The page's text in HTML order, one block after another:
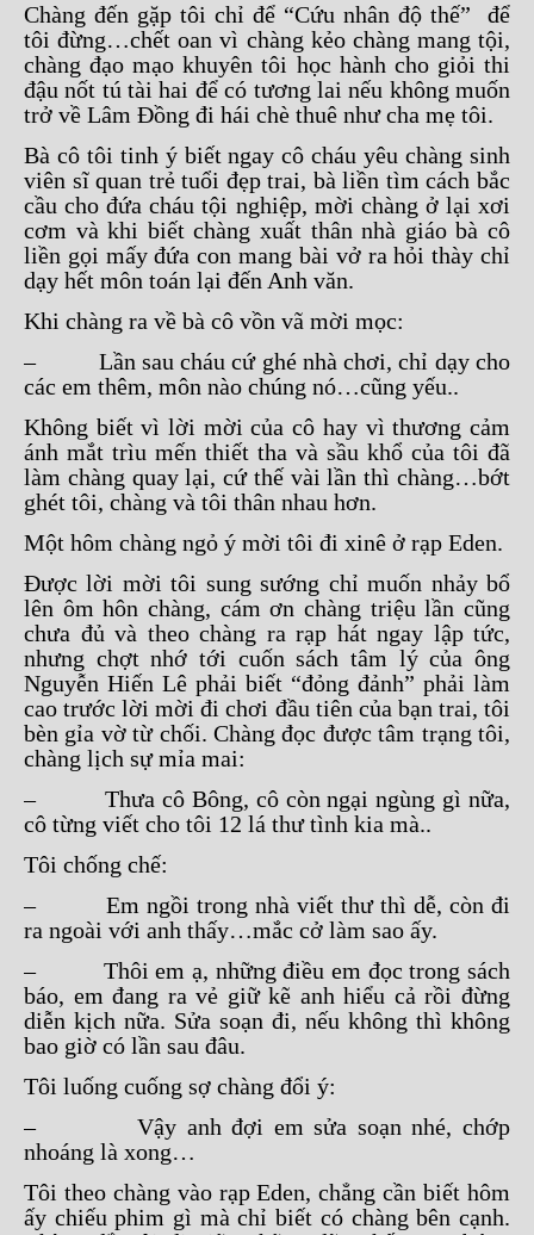
Chàng đến gặp tôi chỉ để “Cứu nhân độ thế” để
tôi đừng…chết oan vì chàng kẻo chàng mang tội,
chàng đạo mạo khuyên tôi học hành cho giỏi thi
đậu nốt tú tài hai để có tương lai nếu không muốn
trở về Lâm Đồng đi hái chè thuê như cha mẹ tôi.
Bà cô tôi tinh ý biết ngay cô cháu yêu chàng sinh
viên sĩ quan trẻ tuổi đẹp trai, bà liền tìm cách bắc
cầu cho đứa cháu tội nghiệp, mời chàng ở lại xơi
cơm và khi biết chàng xuất thân nhà giáo bà cô
liền gọi mấy đứa con mang bài vở ra hỏi thày chỉ
dạy hết môn toán lại đến Anh văn.
Khi chàng ra về bà cô vồn vã mời mọc:
– Lần sau cháu cứ ghé nhà chơi, chỉ dạy cho
các em thêm, môn nào chúng nó…cũng yếu..
Không biết vì lời mời của cô hay vì thương cảm
ánh mắt trìu mến thiết tha và sầu khổ của tôi đã
làm chàng quay lại, cứ thế vài lần thì chàng…bớt
ghét tôi, chàng và tôi thân nhau hơn.
Một hôm chàng ngỏ ý mời tôi đi xinê ở rạp Eden.
Được lời mời tôi sung sướng chỉ muốn nhảy bổ
lên ôm hôn chàng, cám ơn chàng triệu lần cũng
chưa đủ và theo chàng ra rạp hát ngay lập tức,
nhưng chợt nhớ tới cuốn sách tâm lý của ông
Nguyễn Hiến Lê phải biết “đỏng đảnh” phải làm
cao trước lời mời đi chơi đầu tiên của bạn trai, tôi
bèn gỉa vờ từ chối. Chàng đọc được tâm trạng tôi,
chàng lịch sự mỉa mai:
– Thưa cô Bông, cô còn ngại ngùng gì nữa,
cô từng viết cho tôi 12 lá thư tình kia mà..
Tôi chống chế:
– Em ngồi trong nhà viết thư thì dễ, còn đi
ra ngoài với anh thấy…mắc cở làm sao ấy.
– Thôi em ạ, những điều em đọc trong sách
báo, em đang ra vẻ giữ kẽ anh hiểu cả rồi đừng
diễn kịch nữa. Sửa soạn đi, nếu không thì không
bao giờ có lần sau đâu.
Tôi luống cuống sợ chàng đổi ý:
– Vậy anh đợi em sửa soạn nhé, chớp
nhoáng là xong…
Tôi theo chàng vào rạp Eden, chẳng cần biết hôm
ấy chiếu phim gì mà chỉ biết có chàng bên cạnh.